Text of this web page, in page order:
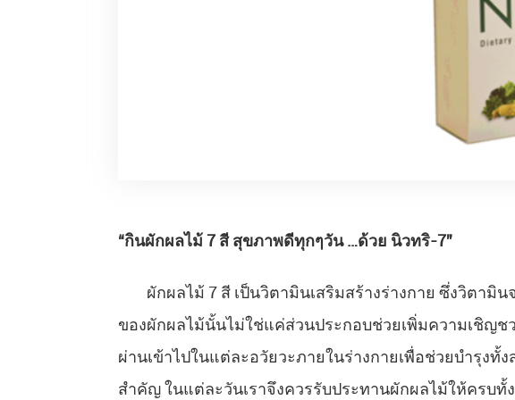
“กินผักผลไม้ 7 สี สุขภาพดีทุกๆวัน …ด้วย นิวทริ-7”
ผักผลไม้ 7 สี เป็นวิตามินเสริมสร้างร่างกาย ซึ่งวิตามิน
ของผักผลไม้นั้นไม่ใช่แค่ส่วนประกอบช่วยเพิ่มความเชิญ
ผ่านเข้าไปในแต่ละอวัยวะภายในร่างกายเพื่อช่วยบำรุงทั้
สำคัญ ในแต่ละวันเราจึงควรรับประทานผักผลไม้ให้ครบทั้